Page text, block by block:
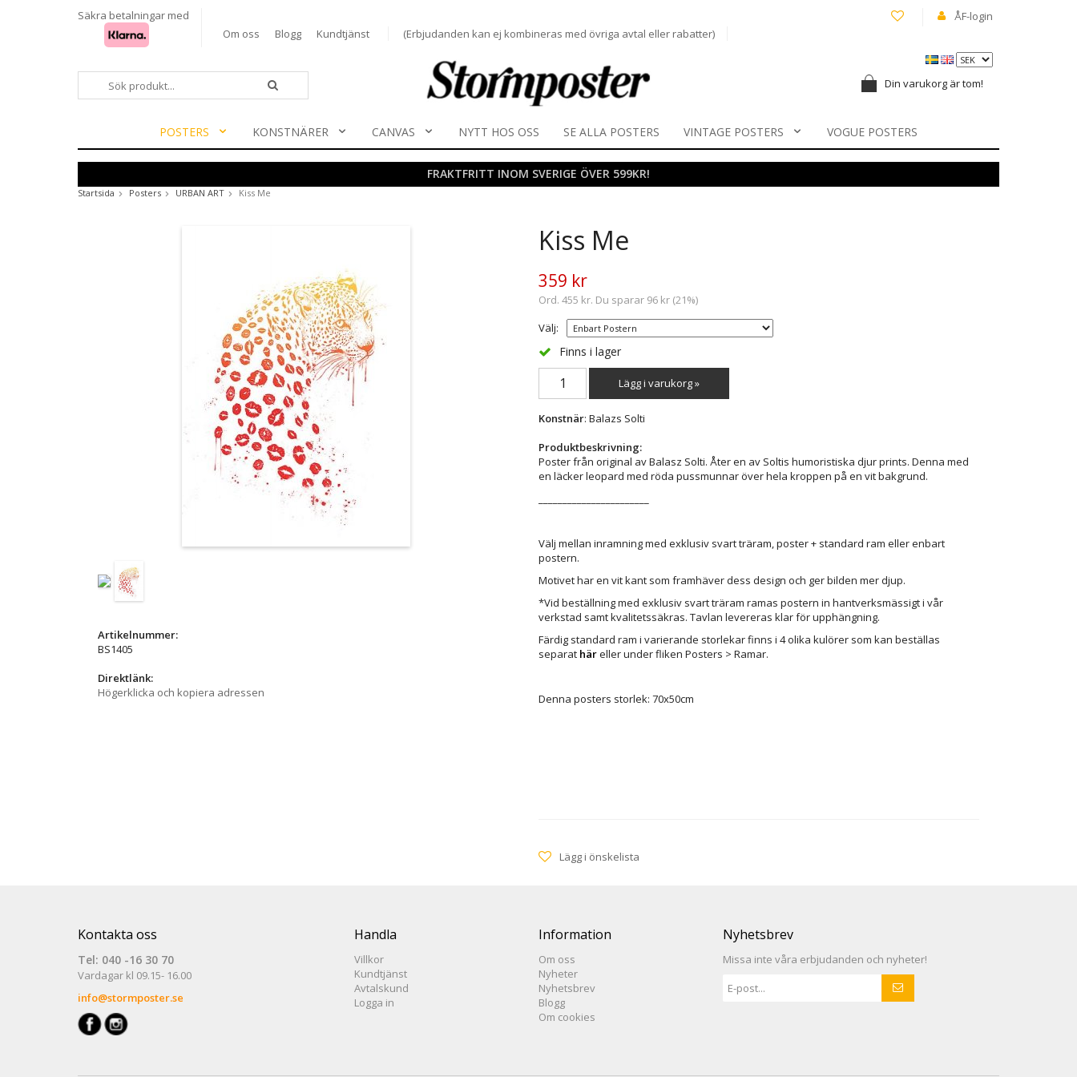
Säkra betalningar med
Om oss
Blogg Kundtjänst (Erbjudanden kan ej kombineras med övriga avtal eller rabatter)
ÅF-login
Din varukorg är tom!
POSTERS KONSTNÄRER CANVAS NYTT HOS OSS SE ALLA POSTERS VINTAGE POSTERS VOGUE POSTERS
FRAKTFRITT INOM SVERIGE ÖVER 599KR!
Startsida Posters URBAN ART Kiss Me
Kiss Me
359 kr
Ord. 455 kr. Du sparar 96 kr (21%)
Välj:
Finns i lager
Lägg i varukorg »
Konstnär: Balazs Solti
Produktbeskrivning:
Poster från original av Balasz Solti. Åter en av Soltis humoristiska djur prints. Denna med
en läcker leopard med röda pussmunnar över hela kroppen på en vit bakgrund.
Välj mellan inramning med exklusiv svart träram, poster + standard ram eller enbart
postern.
Motivet har en vit kant som framhäver dess design och ger bilden mer djup.
*Vid beställning med exklusiv svart träram ramas postern in hantverksmässigt i vår
verkstad samt kvalitetssäkras. Tavlan levereras klar för upphängning.
Färdig standard ram i varierande storlekar finns i 4 olika kulörer som kan beställas
separat häreller under fliken Posters > Ramar.
Denna posters storlek: 70x50cm
Lägg i önskelista
Artikelnummer:
BS1405
Direktlänk:
Högerklicka och kopiera adressen
Kontakta oss
Tel: 040 -16 30 70
Vardagar kl 09.15- 16.00
info@stormposter.se
Handla
Villkor
Kundtjänst
Avtalskund
Logga in
Information
Om oss
Nyheter
Nyhetsbrev
Blogg
Om cookies
Nyhetsbrev
Missa inte våra erbjudanden och nyheter!